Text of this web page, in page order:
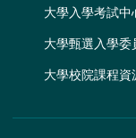
大學入學考試中
大學甄選入學委
大學校院課程資